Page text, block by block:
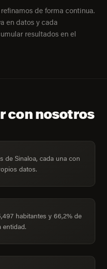
de forma continua.
en datos y cada
resultados en el
con nosotros
de Sinaloa, cada una con
datos.
habitantes y 66,2% de
entidad.